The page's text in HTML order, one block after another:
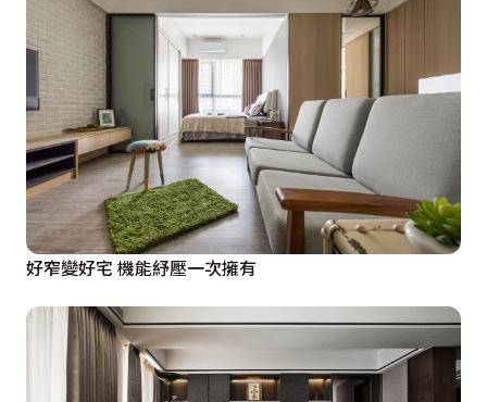
好窄變好宅 機能紓壓一次擁有